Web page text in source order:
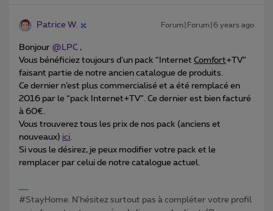
Patrice W. Forum|Forum|6 years ago
Bonjour @LPC ,
Vous bénéficiez toujours d’un pack “Internet Comfort+TV”
faisant partie de notre ancien catalogue de produits.
Ce dernier n’est plus commercialisé et a été remplacé en
2016 par le “pack Internet+TV”. Ce dernier est bien facturé
à 60€.
Vous trouverez tous les prix de nos pack (anciens et
nouveaux) ici.
Si vous le désirez, je peux modifier votre pack et le
remplacer par celui de notre catalogue actuel.
#StayHome. N'hésitez surtout pas à compléter votre profil